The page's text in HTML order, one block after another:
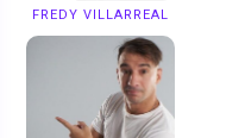
FREDY VILLARREAL